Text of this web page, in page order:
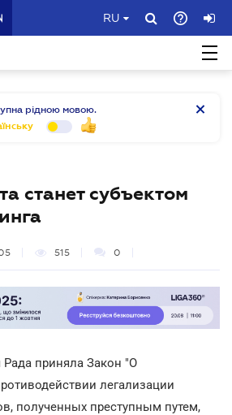
RU
рідною мовою.
станет субъектом
515 0
Рада приняла Закон "О
легализации
полученных преступным путем,